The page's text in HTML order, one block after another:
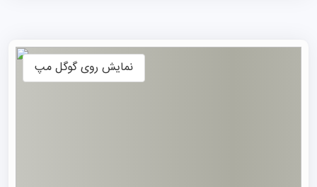
تحصیل در ورونارا با لمس واقعی تاریخ تجربه کنند.
نمایش روی گوگل مپ